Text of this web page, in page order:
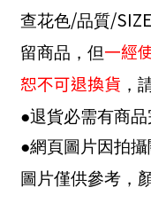
查花色/品質/SIZE
留商品，但一經
恕不可退換貨 ，
●退貨必需有商品
●網頁圖片因拍
圖片僅供參考，